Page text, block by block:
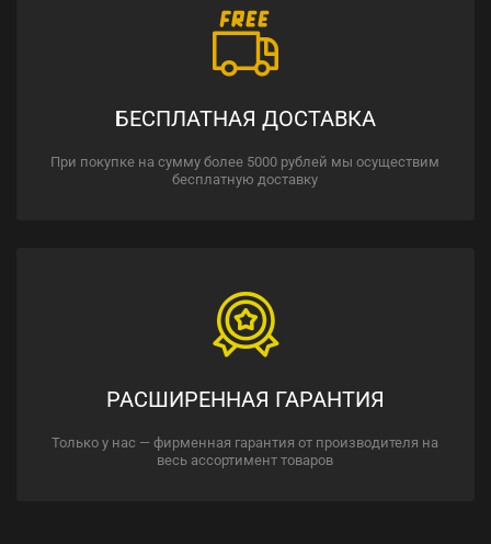
БЕСПЛАТНАЯ ДОСТАВКА
При покупке на сумму более 5000 рублей мы осуществим
бесплатную доставку
РАСШИРЕННАЯ ГАРАНТИЯ
Только у нас — фирменная гарантия от производителя на
весь ассортимент товаров